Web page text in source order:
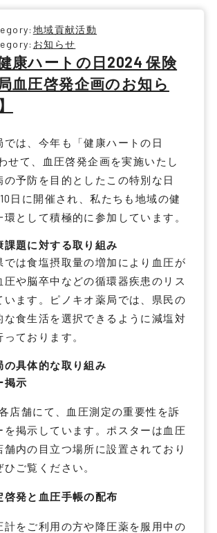
地域貢献活動
お知らせ
健康ハートの日2024 保険
血圧啓発企画のお知ら
では、今年も「健康ハートの日
せて、血圧啓発企画を実施いたし
の予防を目的としたこの特別な日
日に開催され、私たちも地域の健
環として積極的に参加しています。
課題に対する取り組み
では食塩摂取量の増加により血圧が
圧や脳卒中などの循環器疾患のリス
います。ピノキオ薬局では、県民の
な食生活を選択できるように減塩対
ております。
の具体的な取り組み
掲示
店舗にて、血圧測定の重要性を訴
を掲示しています。ポスターは血圧
舗内の目立つ場所に設置されており
ご覧ください。
啓発と血圧手帳の配布
計をご利用の方や降圧薬を服用中の